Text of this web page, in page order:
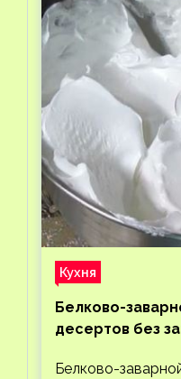
Кухня
Белково-
десертов без
Белково-